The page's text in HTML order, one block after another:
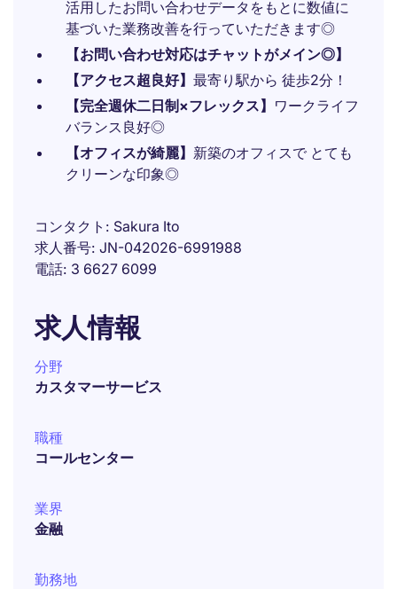
活用したお問い合わせデータをもとに数値に
基づいた業務改善を行っていただきます◎
【お問い合わせ対応はチャットがメイン◎】
【アクセス超良好】 最寄り駅から 徒歩2分！
【完全週休二日制×フレックス】 ワークライフ
バランス良好◎
【オフィスが綺麗】 新築のオフィスで とても
クリーンな印象◎
コンタクト
Sakura Ito
求人番号 JN-042026-6991988
電話 3 6627 6099
求人情報
分野
カスタマーサービス
職種
コールセンター
業界
金融
勤務地